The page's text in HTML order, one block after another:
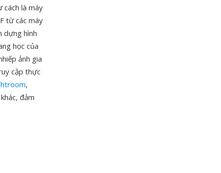
cách là máy
từ các máy
dựng hình
học của
ảnh gia
cập thực
,
đảm